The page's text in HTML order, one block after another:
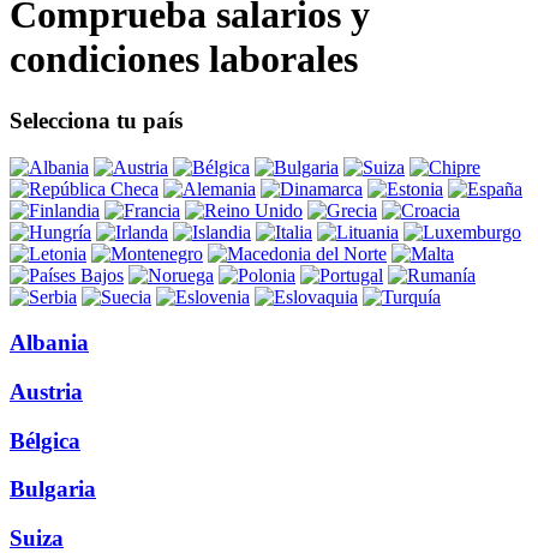
Comprueba salarios y
condiciones laborales
Selecciona tu país
Albania
Austria
Bélgica
Bulgaria
Suiza